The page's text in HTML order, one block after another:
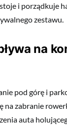
i porządkuje
zestawu.
na
pod górę i
na zabranie
auta